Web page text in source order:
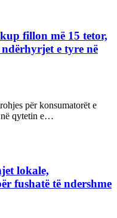
fillon më 15 tetor,
e tyre në
për konsumatorët e
në qytetin e…
lokale,
fushatë të ndershme